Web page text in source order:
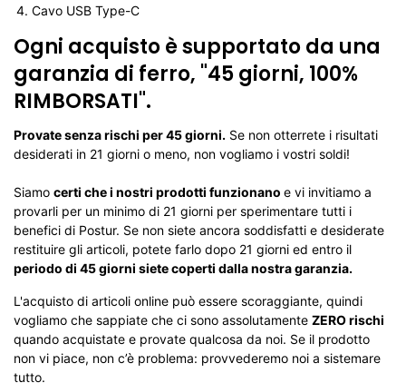
Cavo USB Type-C
Ogni acquisto è supportato da una
garanzia di ferro, "45 giorni, 100%
RIMBORSATI".
Provate senza rischi per 45 giorni. Se non otterrete i risultati
desiderati in 21 giorni o meno, non vogliamo i vostri soldi!
Siamo certi che i nostri prodotti funzionano e vi invitiamo a
provarli per un minimo di 21 giorni per sperimentare tutti i
benefici di Postur. Se non siete ancora soddisfatti e desiderate
restituire gli articoli, potete farlo dopo 21 giorni ed entro il
periodo di 45 giorni siete coperti dalla nostra garanzia.
L'acquisto di articoli online può essere scoraggiante, quindi
vogliamo che sappiate che ci sono assolutamente ZERO rischi
quando acquistate e provate qualcosa da noi. Se il prodotto
non vi piace, non c’è problema: provvederemo noi a sistemare
tutto.